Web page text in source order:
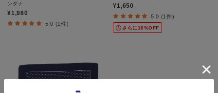
ンダナ
¥1,980
5.0 (1件)
¥1,650
5.0 (1件)
さらに10%OFF